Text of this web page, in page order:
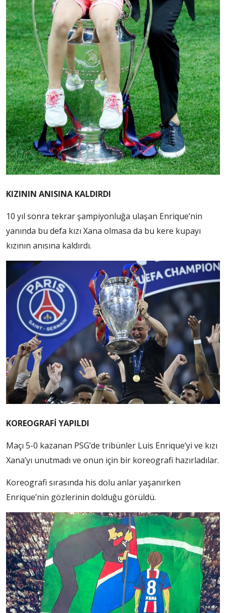
KIZININ ANISINA KALDIRDI
10 yıl sonra tekrar şampiyonluğa ulaşan Enrique’nin
yanında bu defa kızı Xana olmasa da bu kere kupayı
kızının anısına kaldırdı.
KOREOGRAFİ YAPILDI
Maçı 5-0 kazanan PSG’de tribünler Luis Enrique’yi ve kızı
Xana’yı unutmadı ve onun için bir koreografi hazırladılar.
Koreografi sırasında his dolu anlar yaşanırken
Enrique’nin gözlerinin dolduğu görüldü.